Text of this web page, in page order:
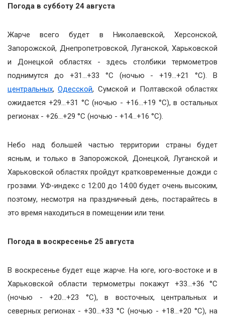
Погода в субботу 24 августа
Жарче всего будет в Николаевской, Херсонской,
Запорожской, Днепропетровской, Луганской, Харьковской
и Донецкой областях - здесь столбики термометров
поднимутся до +31…+33 °С (ночью - +19…+21 °С). В
центральных,Одесской, Сумской и Полтавской областях
ожидается +29…+31 °С (ночью - +16…+19 °С), в остальных
регионах - +26…+29 °С (ночью - +14…+16 °С).
Небо над большей частью территории страны будет
ясным, и только в Запорожской, Донецкой, Луганской и
Харьковской областях пройдут кратковременные дожди с
грозами. УФ-индекс с 12:00 до 14:00 будет очень высоким,
поэтому, несмотря на праздничный день, постарайтесь в
это время находиться в помещении или тени.
Погода в воскресенье 25 августа
В воскресенье будет еще жарче. На юге, юго-востоке и в
Харьковской области термометры покажут +33…+36 °С
(ночью - +20…+23 °С), в восточных, центральных и
северных регионах - +30…+33 °С (ночью - +18…+20 °С), на